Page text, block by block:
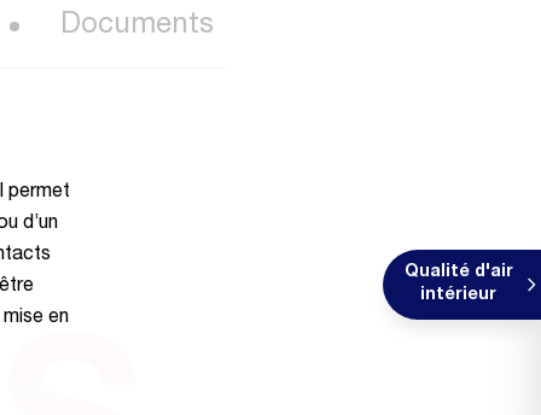
Qualité d'air
intérieur
Documents
permet
d’un
en